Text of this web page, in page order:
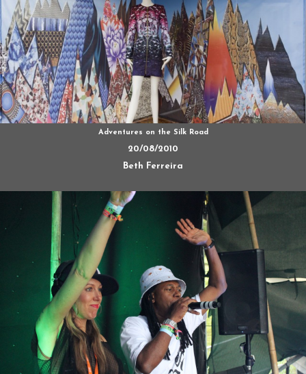
Adventures on the Silk Road
20/08/2010
Beth Ferreira